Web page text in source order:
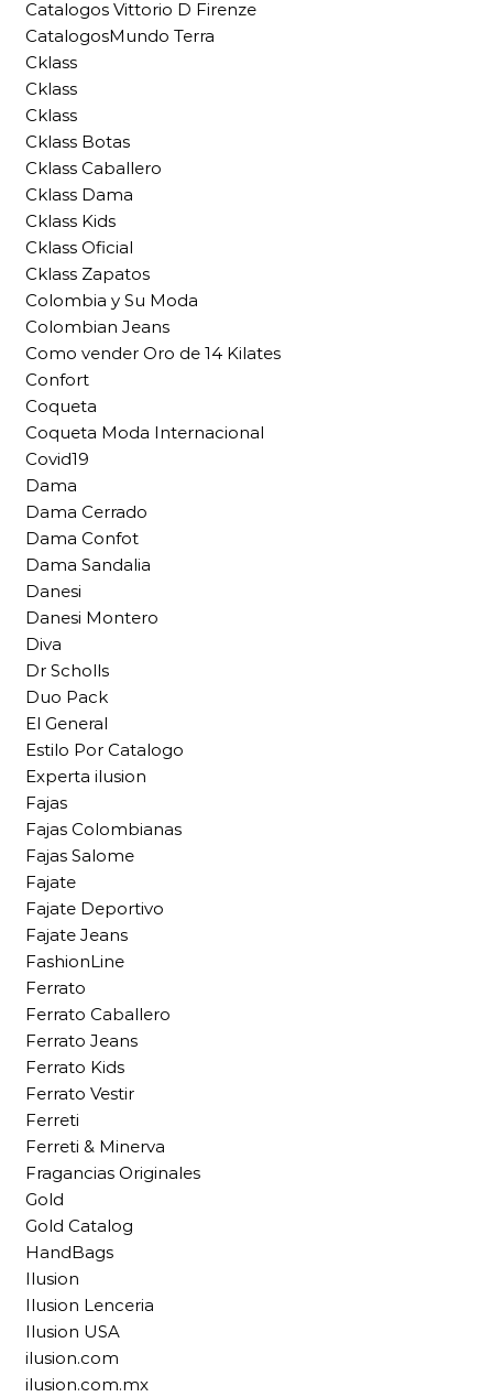
Catalogos Vittorio D Firenze
CatalogosMundo Terra
Cklass
Cklass
Cklass
Cklass Botas
Cklass Caballero
Cklass Dama
Cklass Kids
Cklass Oficial
Cklass Zapatos
Colombia y Su Moda
Colombian Jeans
Como vender Oro de 14 Kilates
Confort
Coqueta
Coqueta Moda Internacional
Covid19
Dama
Dama Cerrado
Dama Confot
Dama Sandalia
Danesi
Danesi Montero
Diva
Dr Scholls
Duo Pack
El General
Estilo Por Catalogo
Experta ilusion
Fajas
Fajas Colombianas
Fajas Salome
Fajate
Fajate Deportivo
Fajate Jeans
FashionLine
Ferrato
Ferrato Caballero
Ferrato Jeans
Ferrato Kids
Ferrato Vestir
Ferreti
Ferreti & Minerva
Fragancias Originales
Gold
Gold Catalog
HandBags
Ilusion
Ilusion Lenceria
Ilusion USA
ilusion.com
ilusion.com.mx